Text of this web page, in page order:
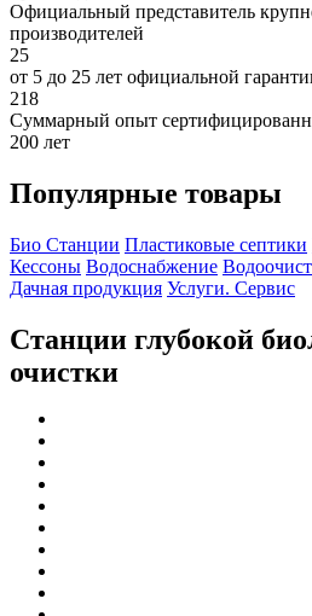
Официальный представитель
производителей
25
от 5 до 25 лет официальной
218
Суммарный опыт
200 лет
Популярные товары
Био Станции Пластиковые септики
Кессоны Водоснабжение
Дачная продукция Услуги. Сервис
Станции глубокой
очистки